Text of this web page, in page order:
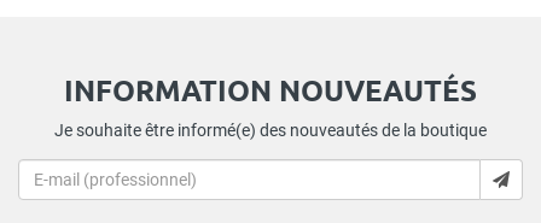
INFORMATION NOUVEAUTÉS
Je souhaite être informé(e) des nouveautés de la boutique